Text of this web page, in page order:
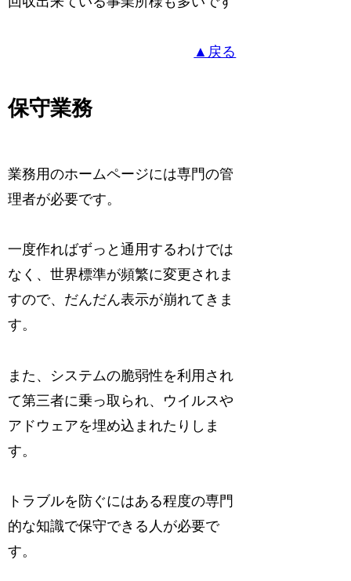
▲戻る
保守業務
業務用のホームページには専門の管
理者が必要です。
一度作ればずっと通用するわけでは
なく、世界標準が頻繁に変更されま
すので、だんだん表示が崩れてきま
す。
また、システムの脆弱性を利用され
て第三者に乗っ取られ、ウイルスや
アドウェアを埋め込まれたりしま
す。
トラブルを防ぐにはある程度の専門
的な知識で保守できる人が必要で
す。